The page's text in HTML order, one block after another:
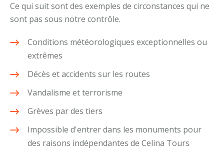
Ce qui suit sont des exemples de circonstances qui ne
sont pas sous notre contrôle.
Conditions météorologiques exceptionnelles ou
extrêmes
Décès et accidents sur les routes
Vandalisme et terrorisme
Grèves par des tiers
Impossible d'entrer dans les monuments pour
des raisons indépendantes de Celina Tours